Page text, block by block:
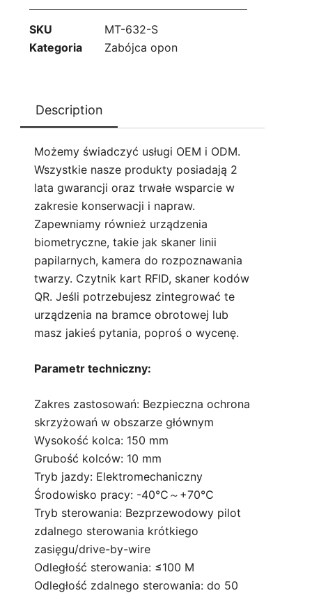
SKU
MT-632-S
Kategoria
Zabójca opon
Description
Możemy świadczyć usługi OEM i ODM.
Wszystkie nasze produkty posiadają 2
lata gwarancji oraz trwałe wsparcie w
zakresie konserwacji i napraw.
Zapewniamy również urządzenia
biometryczne, takie jak skaner linii
papilarnych, kamera do rozpoznawania
twarzy. Czytnik kart RFID, skaner kodów
QR. Jeśli potrzebujesz zintegrować te
urządzenia na bramce obrotowej lub
masz jakieś pytania, poproś o wycenę.
Parametr techniczny:
Zakres zastosowań: Bezpieczna ochrona
skrzyżowań w obszarze głównym
Wysokość kolca: 150 mm
Grubość kolców: 10 mm
Tryb jazdy: Elektromechaniczny
Środowisko pracy: -40℃～+70℃
Tryb sterowania: Bezprzewodowy pilot
zdalnego sterowania krótkiego
zasięgu/drive-by-wire
Odległość sterowania: ≤100 M
Odległość zdalnego sterowania: do 50